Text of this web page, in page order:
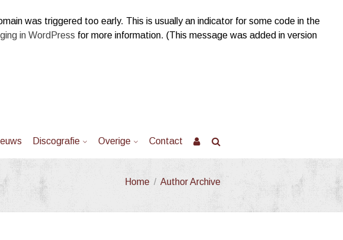
was triggered too early. This is usually an indicator for some code in the
in WordPress for more information. (This message was added in version
Discografie Overige Contact
Home / Author Archive